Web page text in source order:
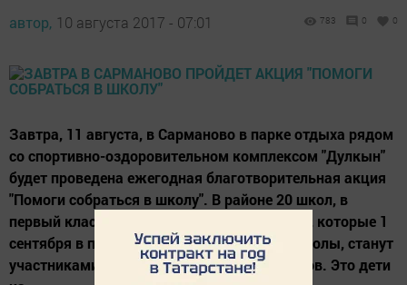
автор, 10 августа 2017 - 07:01 783 0 0
Завтра, 11 августа, в Сарманово в парке отдыха рядом
со спортивно-оздоровительном комплексом "Дулкын"
будет проведена ежегодная благотворительная акция
"Помоги собраться в школу". В районе 20 школ, в
первый класс пойдут 416 детей. 53 ребенка, которые 1
сентября в первый раз переступят порог школы, станут
участниками благотворительных утренников. Это дети